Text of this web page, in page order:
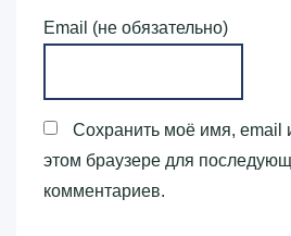
Email (не обязательно)
Сохранить моё имя, email
этом браузере для
комментариев.